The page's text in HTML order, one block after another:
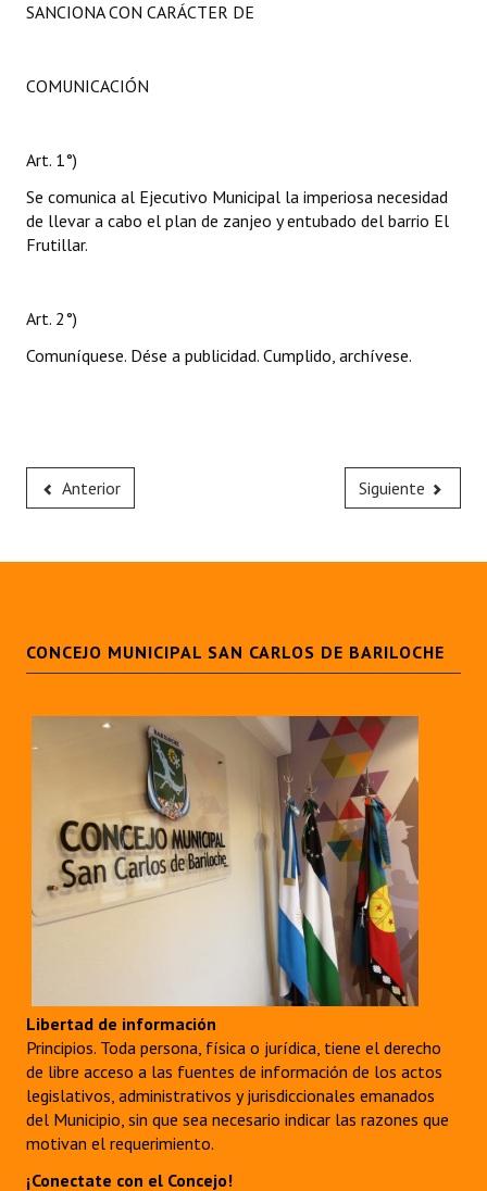
SANCIONA CON CARÁCTER DE
COMUNICACIÓN
Art. 1°)
Se comunica al Ejecutivo Municipal la imperiosa necesidad
de llevar a cabo el plan de zanjeo y entubado del barrio El
Frutillar.
Art. 2°)
Comuníquese. Dése a publicidad. Cumplido, archívese.
Anterior Siguiente
CONCEJO MUNICIPAL SAN CARLOS DE BARILOCHE
Libertad de información
Principios. Toda persona, física o jurídica, tiene el derecho
de libre acceso a las fuentes de información de los actos
legislativos, administrativos y jurisdiccionales emanados
del Municipio, sin que sea necesario indicar las razones que
motivan el requerimiento.
¡Conectate con el Concejo!